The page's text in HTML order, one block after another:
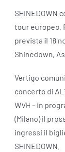
SHINEDOWN
tour europeo.
prevista il 18
Shinedown,
Vertigo
concerto di
WVH – in
(Milano) il
ingressi il
SHINEDOWN.